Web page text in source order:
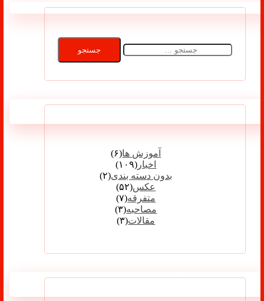
جستجو
برای:
آموزش ها(۶)
اخبار (۱۰۹)
بدون دسته بندی(۲)
عکس(۵۲)
متفرقه(۷)
مصاحبه(۳)
مقالات(۳)